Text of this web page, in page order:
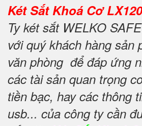
Két Sắt Khoá Cơ
Ty két sắt WELKO
với quý khách hàng sản
văn phòng để đáp ứng
các tài sản quan trọng
tiền bạc, hay các thông
usb... của công ty cần